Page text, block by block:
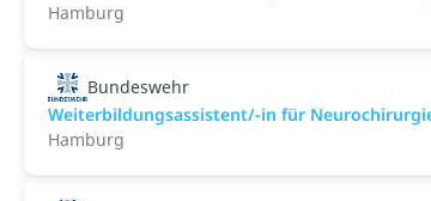
Hamburg
Bundeswehr
Weiterbildungsassistent/-in für
Hamburg